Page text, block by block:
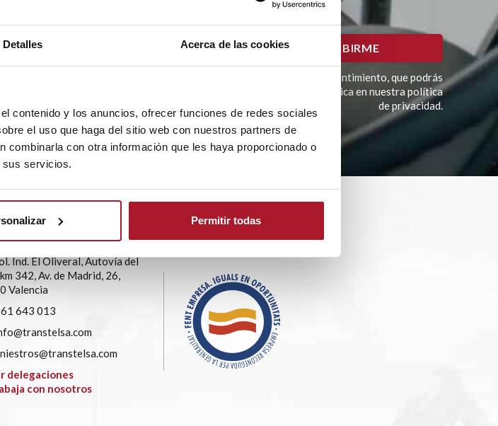
Detalles Acerca de las cookies
contenido y los anuncios, ofrecer funciones de redes sociales
el uso que haga del sitio web con nuestros partners de
con otra información que les haya proporcionado o
sus servicios.
Permitir todas
nuestro boletín periódico. La legitimación del tratamiento es tu consentimiento, que podrás
rectificar y suprimir tus datos, así como otros derechos como se explica en nuestra política
de privacidad.
CENTRAL
Ind. El Oliveral, Autovía del
342, Av. de Madrid, 26,
Valencia
643 013
delegaciones
con nosotros